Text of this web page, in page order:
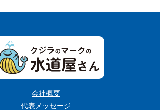
会社概要
代表メッセージ